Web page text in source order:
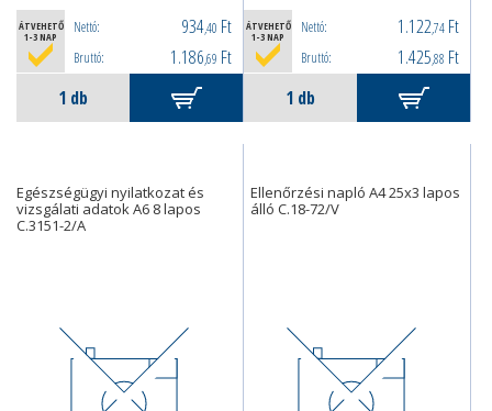
ÁTVEHETŐ
1-3 NAP
Nettó: 934,40 Ft
Bruttó: 1.186,69 Ft
ÁTVEHETŐ
1-3 NAP
Nettó: 1.122,74 Ft
Bruttó: 1.425,88 Ft
Egészségügyi nyilatkozat és
vizsgálati adatok A6 8 lapos
C.3151-2/A
Ellenőrzési napló A4 25x3 lapos
álló C.18-72/V